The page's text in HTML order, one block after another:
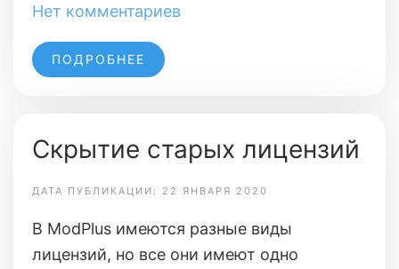
Нет комментариев
ПОДРОБНЕЕ
Скрытие старых лицензий
ДАТА ПУБЛИКАЦИИ: 22 ЯНВАРЯ 2020
В ModPlus имеются разные виды
лицензий, но все они имеют одно